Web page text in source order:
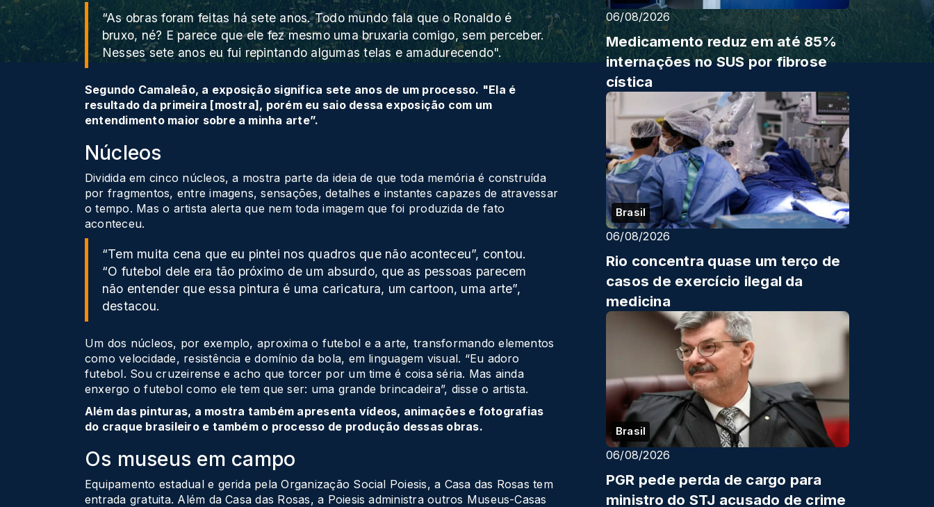
“As obras foram feitas há sete anos. Todo mundo fala que o Ronaldo é
bruxo, né? E parece que ele fez mesmo uma bruxaria comigo, sem perceber.
Nesses sete anos eu fui repintando algumas telas e amadurecendo".
Segundo Camaleão, a exposição significa sete anos de um processo. "Ela é
resultado da primeira [mostra], porém eu saio dessa exposição com um
entendimento maior sobre a minha arte”.
Núcleos
Dividida em cinco núcleos, a mostra parte da ideia de que toda memória é construída
por fragmentos, entre imagens, sensações, detalhes e instantes capazes de atravessar
o tempo. Mas o artista alerta que nem toda imagem que foi produzida de fato
aconteceu.
“Tem muita cena que eu pintei nos quadros que não aconteceu”, contou.
“O futebol dele era tão próximo de um absurdo, que as pessoas parecem
não entender que essa pintura é uma caricatura, um cartoon, uma arte”,
destacou.
Um dos núcleos, por exemplo, aproxima o futebol e a arte, transformando elementos
como velocidade, resistência e domínio da bola, em linguagem visual. “Eu adoro
futebol. Sou cruzeirense e acho que torcer por um time é coisa séria. Mas ainda
enxergo o futebol como ele tem que ser: uma grande brincadeira”, disse o artista.
Além das pinturas, a mostra também apresenta vídeos, animações e fotografias
do craque brasileiro e também o processo de produção dessas obras.
Os museus em campo
Equipamento estadual e gerida pela Organização Social Poiesis, a Casa das Rosas tem
entrada gratuita. Além da Casa das Rosas, a Poiesis administra outros Museus-Casas
06/08/2026
Medicamento reduz em até 85%
internações no SUS por fibrose
cística
Brasil
06/08/2026
Rio concentra quase um terço de
casos de exercício ilegal da
medicina
Brasil
06/08/2026
PGR pede perda de cargo para
ministro do STJ acusado de crime